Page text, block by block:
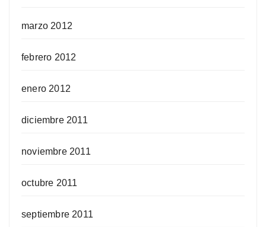
marzo 2012
febrero 2012
enero 2012
diciembre 2011
noviembre 2011
octubre 2011
septiembre 2011